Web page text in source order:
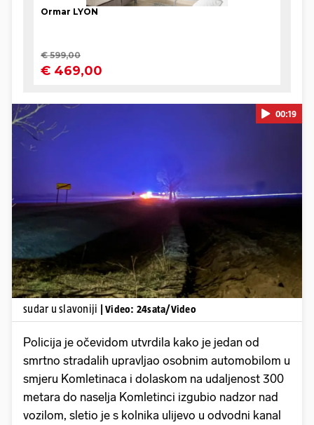
Pokretanje videa...
00:19
sudar u slavoniji | Video: 24sata/Video
Policija je očevidom utvrdila kako je jedan od
smrtno stradalih upravljao osobnim automobilom u
smjeru Komletinaca i dolaskom na udaljenost 300
metara do naselja Komletinci izgubio nadzor nad
vozilom, sletio je s kolnika ulijevo u odvodni kanal